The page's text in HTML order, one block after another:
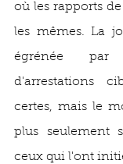
où les rapports
les mêmes. La
égrénée par
d'arrestations
certes, mais le
plus seulement
ceux qui l'ont